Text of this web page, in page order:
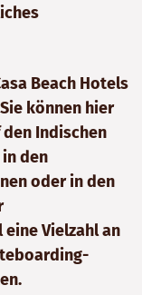
Beach Hotels
können hier
Indischen
den
oder in den
Vielzahl an